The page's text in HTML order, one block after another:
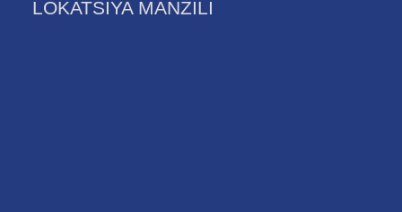
LOKATSIYA MANZILI